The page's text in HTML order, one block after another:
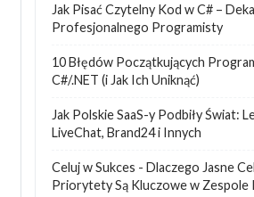
Jak Pisać Czytelny Kod w C# –
Profesjonalnego Programisty
10 Błędów Początkujących
C#/.NET (i Jak Ich Uniknąć)
Jak Polskie SaaS-y Podbiły Świat:
LiveChat, Brand24 i Innych
Celuj w Sukces - Dlaczego Jasne
Priorytety Są Kluczowe w Zespole